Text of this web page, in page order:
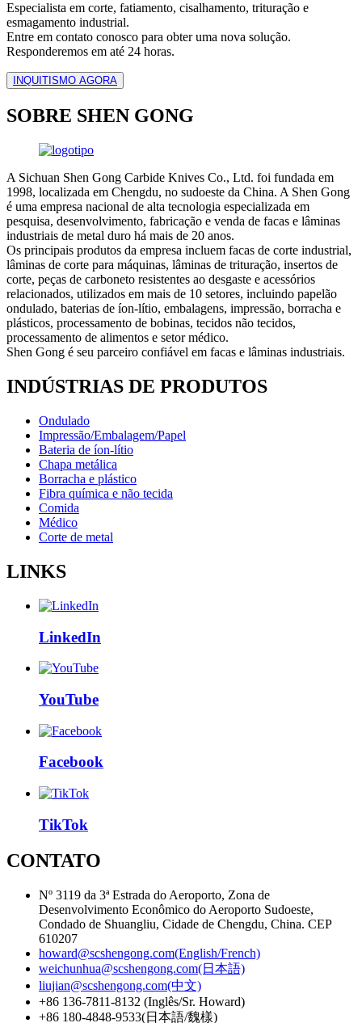
Especialista em corte, fatiamento, cisalhamento, trituração e
esmagamento industrial.
Entre em contato conosco para obter uma nova solução.
Responderemos em até 24 horas.
INQUITISMO AGORA
SOBRE SHEN GONG
A Sichuan Shen Gong Carbide Knives Co., Ltd. foi fundada em
1998, localizada em Chengdu, no sudoeste da China. A Shen Gong
é uma empresa nacional de alta tecnologia especializada em
pesquisa, desenvolvimento, fabricação e venda de facas e lâminas
industriais de metal duro há mais de 20 anos.
Os principais produtos da empresa incluem facas de corte industrial,
lâminas de corte para máquinas, lâminas de trituração, insertos de
corte, peças de carboneto resistentes ao desgaste e acessórios
relacionados, utilizados em mais de 10 setores, incluindo papelão
ondulado, baterias de íon-lítio, embalagens, impressão, borracha e
plásticos, processamento de bobinas, tecidos não tecidos,
processamento de alimentos e setor médico.
Shen Gong é seu parceiro confiável em facas e lâminas industriais.
INDÚSTRIAS DE PRODUTOS
Ondulado
Impressão/Embalagem/Papel
Bateria de íon-lítio
Chapa metálica
Borracha e plástico
Fibra química e não tecida
Comida
Médico
Corte de metal
LINKS
LinkedIn
YouTube
Facebook
TikTok
CONTATO
Nº 3119 da 3ª Estrada do Aeroporto, Zona de
Desenvolvimento Econômico do Aeroporto Sudoeste,
Condado de Shuangliu, Cidade de Chengdu, China. CEP
610207
howard@scshengong.com(English/French)
weichunhua@scshengong.com(日本語)
liujian@scshengong.com(中文)
+86 136-7811-8132 (Inglês/Sr. Howard)
+86 180-4848-9533(日本語/魏樣)